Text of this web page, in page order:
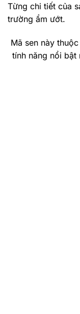
Từng chi tiết của
trường ẩm ướt.
Mã sen này
tính năng nổi bật